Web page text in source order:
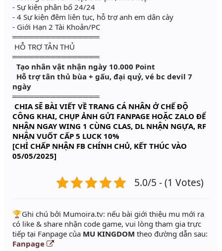
- Sự kiện phân bố 24/24
- 4 Sự kiện đêm liên tục, hỗ trợ anh em dân cày
- Giới Hạn 2 Tài Khoản/PC
════════════════
HỖ TRỢ TÂN THỦ
════════════════
Tạo nhân vật nhận ngày 10.000 Point
Hỗ trợ tân thủ bùa + gấu, đại quỷ, vé bc devil 7
ngày
════════════════
CHIA SẼ BÀI VIẾT VỀ TRANG CÁ NHÂN Ở CHẾ ĐỘ
CÔNG KHAI, CHỤP ẢNH GỬI FANPAGE HOẶC ZALO ĐỂ
NHẬN NGAY WING 1 CÙNG CLAS, DL NHẬN NGỰA, RF
NHẬN VUỐT CẤP 5 LUCK 10%
[CHỈ CHẤP NHẬN FB CHÍNH CHỦ, KẾT THÚC VÀO
05/05/2025]
5.0/5 - (1 Votes)
️🏆Ghi chú bởi Mumoira.tv: nếu bài giới thiệu mu mới ra
có like & share nhận code game, vui lòng tham gia trực
tiếp tại Fanpage của MU KINGDOM theo đường dẫn sau:
Fanpage